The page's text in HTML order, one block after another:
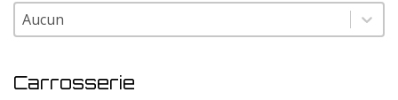
Couleur
Couleur
Carrosserie